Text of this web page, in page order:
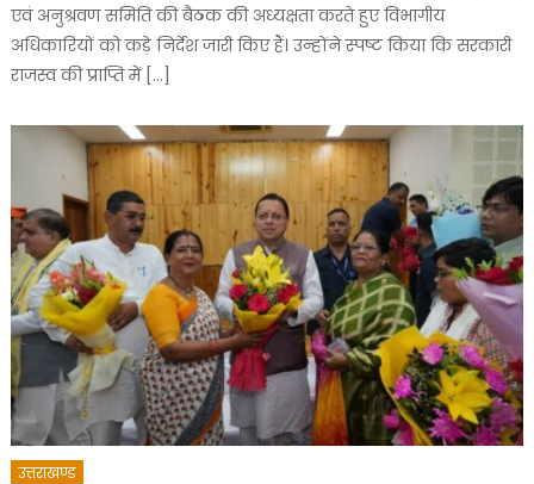
एवं अनुश्रवण समिति की बैठक की अध्यक्षता करते हुए विभागीय
अधिकारियों को कड़े निर्देश जारी किए हैं। उन्होंने स्पष्ट किया कि सरकारी
राजस्व की प्राप्ति में […]
उत्तराखण्ड